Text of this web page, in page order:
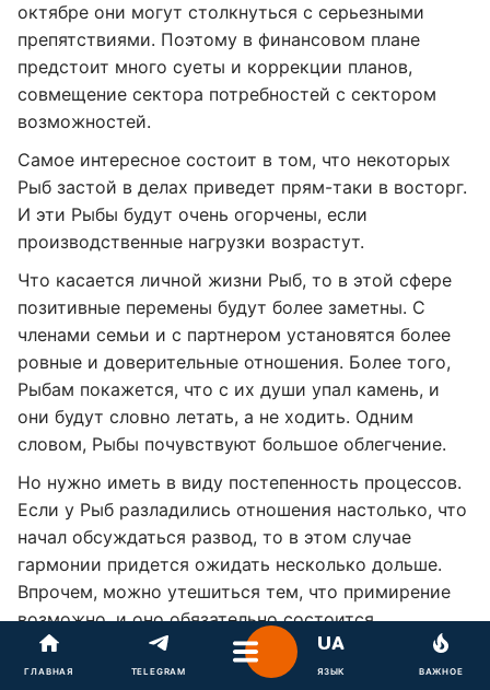
октябре они могут столкнуться с серьезными
препятствиями. Поэтому в финансовом плане
предстоит много суеты и коррекции планов,
совмещение сектора потребностей с сектором
возможностей.
Самое интересное состоит в том, что некоторых
Рыб застой в делах приведет прям-таки в восторг.
И эти Рыбы будут очень огорчены, если
производственные нагрузки возрастут.
Что касается личной жизни Рыб, то в этой сфере
позитивные перемены будут более заметны. С
членами семьи и с партнером установятся более
ровные и доверительные отношения. Более того,
Рыбам покажется, что с их души упал камень, и
они будут словно летать, а не ходить. Одним
словом, Рыбы почувствуют большое облегчение.
Но нужно иметь в виду постепенность процессов.
Если у Рыб разладились отношения настолько, что
начал обсуждаться развод, то в этом случае
гармонии придется ожидать несколько дольше.
Впрочем, можно утешиться тем, что примирение
возможно, и оно обязательно состоится.
Нейтральным месяц будет для
ГЛАВНАЯ TELEGRAM ЯЗЫК ВАЖНОЕ